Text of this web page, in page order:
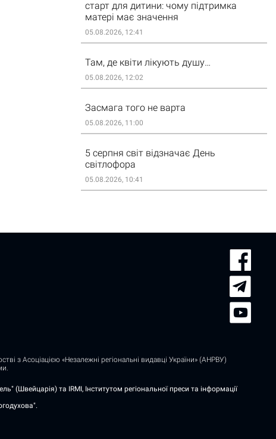
старт для дитини: чому підтримка
матері має значення
05.08.2026, 12:41
Там, де квіти лікують душу…
05.08.2026, 12:02
Засмага того не варта
05.08.2026, 11:00
5 серпня світ відзначає День
світлофора
05.08.2026, 10:41
з Асоціацією «Незалежні регіональні видавці України» (АНРВУ)
(Швейцарія) та IRMI, Інститутом регіональної преси та інформації